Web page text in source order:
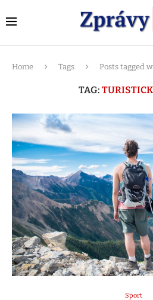
Home Tags Posts tagged
TAG:
Sport